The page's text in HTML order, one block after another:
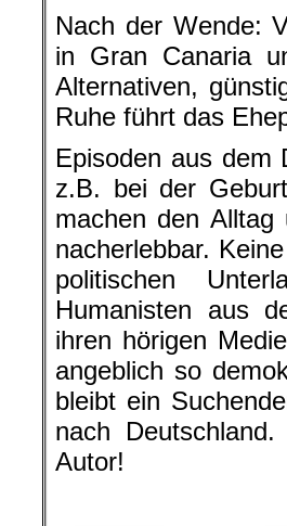
Nach der Wende:
in Gran Canaria
Alternativen,
Ruhe führt das
Episoden aus dem
z.B. bei der
machen den Alltag
nacherlebbar.
politischen
Humanisten aus
ihren hörigen
angeblich so
bleibt ein
nach
Autor!